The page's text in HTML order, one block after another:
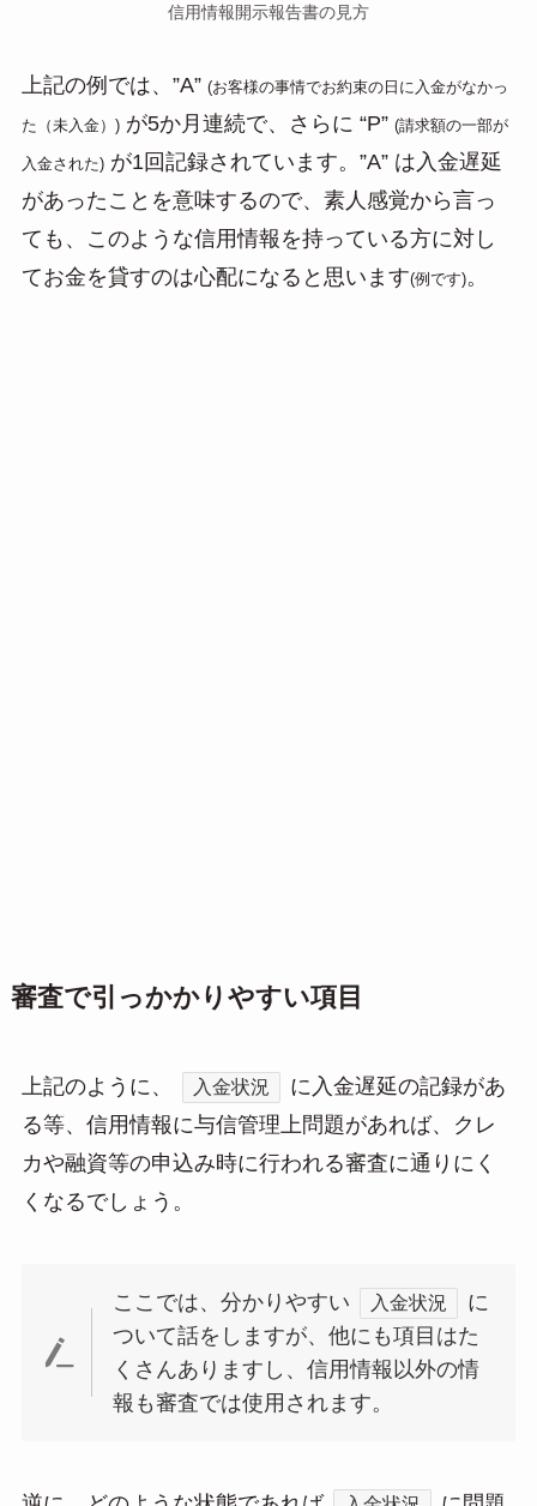
信用情報開示報告書の見方
上記の例では、”A” (お客様の事情でお約束の日に入金がなかっ
た（未入金）)が5か月連続で、さらに “P” (請求額の一部が
入金された)が1回記録されています。”A” は入金遅延
があったことを意味するので、素人感覚から言っ
ても、このような信用情報を持っている方に対し
てお金を貸すのは心配になると思います(例です)。
審査で引っかかりやすい項目
上記のように、 入金状況
に入金遅延の記録があ
る等、信用情報に与信管理上問題があれば、クレ
カや融資等の申込み時に行われる審査に通りにく
くなるでしょう。
ここでは、分かりやすい 入金状況
に
ついて話をしますが、他にも項目はた
くさんありますし、信用情報以外の情
報も審査では使用されます。